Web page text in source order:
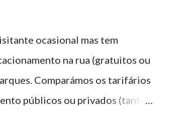
ocasional mas tem
na rua (gratuitos ou
Comparámos os tarifários
públicos ou privados (tanto